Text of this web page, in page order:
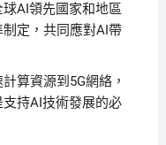
AI領先國家和地區
定，共同應對AI帶
算資源到5G網絡，
持AI技術發展的必